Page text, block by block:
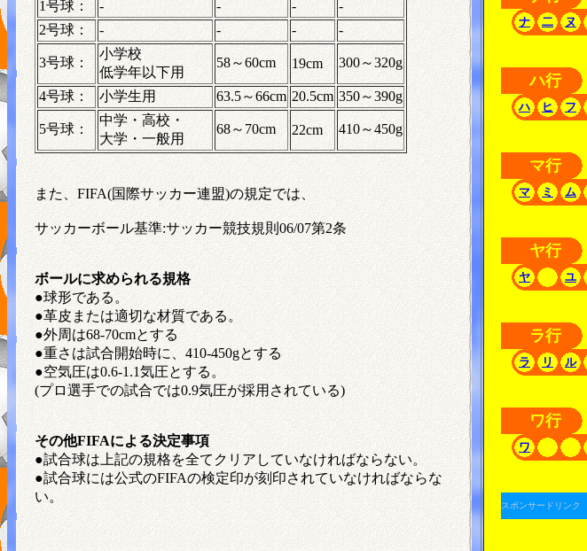
1号球：
- - -
-
2号球：
- - - -
3号球：
小学校
低学年以下用
58～60cm 19cm 300～320g
4号球： 小学生用 63.5～66cm 20.5cm 350～390g
5号球：
中学・高校・
大学・一般用
68～70cm 22cm 410～450g
また、FIFA(国際サッカー連盟)の規定では、
サッカーボール基準:サッカー競技規則06/07第2条
ボールに求められる規格
●球形である。
●革皮または適切な材質である。
●外周は68-70cmとする
●重さは試合開始時に、410-450gとする
●空気圧は0.6-1.1気圧とする。
(プロ選手での試合では0.9気圧が採用されている)
その他FIFAによる決定事項
●試合球は上記の規格を全てクリアしていなければならない。
●試合球には公式のFIFAの検定印が刻印されていなければならな
い。
ナ 二 ヌ
ハ行
ハ ヒ フ
マ行
マ ミ ム
ヤ行
ヤ ユ
ラ行
ラ リ ル
ワ行
ワ
スポンサードリンク